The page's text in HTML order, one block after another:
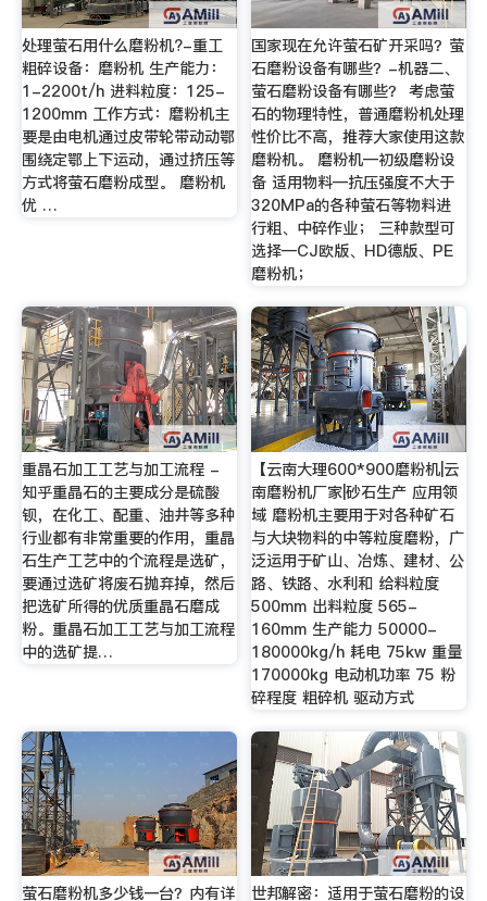
处理萤石用什么磨粉机?-重工
粗碎设备：磨粉机 生产能力：
1-2200t/h 进料粒度：125-
1200mm 工作方式：磨粉机主
要是由电机通过皮带轮带动动鄂
围绕定鄂上下运动，通过挤压等
方式将萤石磨粉成型。 磨粉机
优 …
国家现在允许萤石矿开采吗？萤
石磨粉设备有哪些？-机器二、
萤石磨粉设备有哪些？ 考虑萤
石的物理特性，普通磨粉机处理
性价比不高，推荐大家使用这款
磨粉机。 磨粉机—初级磨粉设
备 适用物料—抗压强度不大于
320MPa的各种萤石等物料进
行粗、中碎作业； 三种款型可
选择—CJ欧版、HD德版、PE
磨粉机；
重晶石加工工艺与加工流程 -
知乎重晶石的主要成分是硫酸
钡，在化工、配重、油井等多种
行业都有非常重要的作用，重晶
石生产工艺中的个流程是选矿，
要通过选矿将废石抛弃掉，然后
把选矿所得的优质重晶石磨成
粉。重晶石加工工艺与加工流程
中的选矿提…
【云南大理600*900磨粉机|云
南磨粉机厂家|砂石生产 应用领
域 磨粉机主要用于对各种矿石
与大块物料的中等粒度磨粉，广
泛运用于矿山、冶炼、建材、公
路、铁路、水利和 给料粒度
500mm 出料粒度 565-
160mm 生产能力 50000-
180000kg/h 耗电 75kw 重量
170000kg 电动机功率 75 粉
碎程度 粗碎机 驱动方式
萤石磨粉机多少钱一台？内有详 世邦解密：适用于萤石磨粉的设